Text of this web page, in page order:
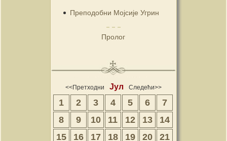
Преподобни Мојсије Угрин
Пролог
<<Претходни Јул Следећи>>
1 2 3 4 5 6
7
8
9 10 11 12 13
14
15
16 17 18 19 20
21